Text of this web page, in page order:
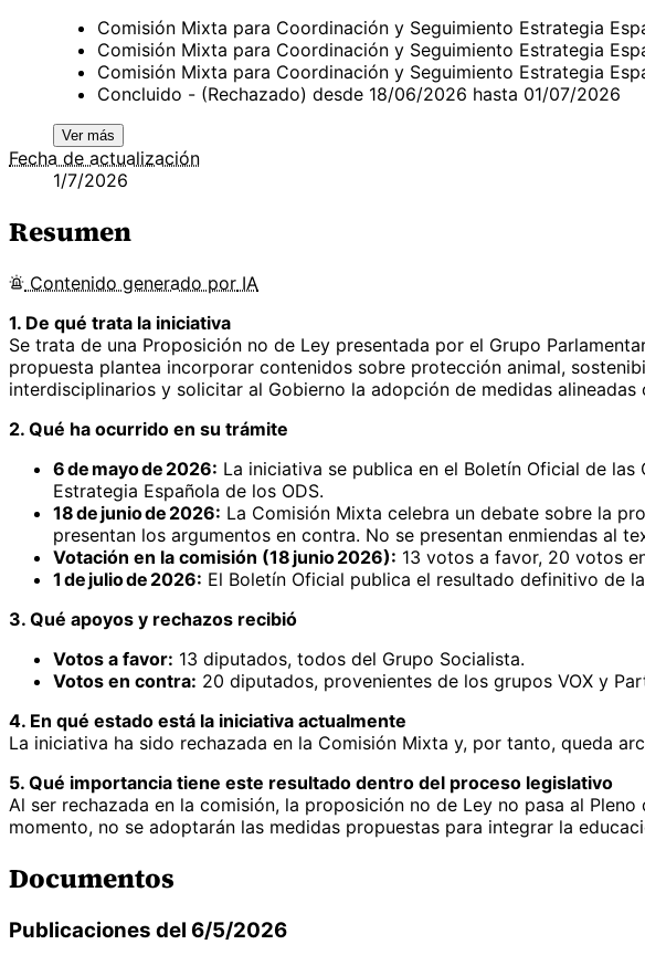
Comisión Mixta para Coordinación y Seguimiento Estrategia
Comisión Mixta para Coordinación y Seguimiento Estrategia
Comisión Mixta para Coordinación y Seguimiento Estrategia
Concluido - (Rechazado) desde 18/06/2026 hasta 01/07/2026
Ver más
Fecha de actualización
1/7/2026
Resumen
Contenido generado por IA
1. De qué trata la iniciativa
Se trata de una Proposición no de Ley presentada por el Grupo
propuesta plantea incorporar contenidos sobre protección animal,
interdisciplinarios y solicitar al Gobierno la adopción de medidas
2. Qué ha ocurrido en su trámite
6 de mayo de 2026: La iniciativa se publica en el Boletín Oficial de
Estrategia Española de los ODS.
18 de junio de 2026: La Comisión Mixta celebra un debate sobre la
presentan los argumentos en contra. No se presentan enmiendas al
Votación en la comisión (18 junio 2026): 13 votos a favor, 20 votos
1 de julio de 2026: El Boletín Oficial publica el resultado definitivo de
3. Qué apoyos y rechazos recibió
Votos a favor: 13 diputados, todos del Grupo Socialista.
Votos en contra: 20 diputados, provenientes de los grupos VOX y
4. En qué estado está la iniciativa actualmente
La iniciativa ha sido rechazada en la Comisión Mixta y, por tanto, queda
5. Qué importancia tiene este resultado dentro del proceso legislativo
Al ser rechazada en la comisión, la proposición no de Ley no pasa al
momento, no se adoptarán las medidas propuestas para integrar la
Documentos
Publicaciones del 6/5/2026